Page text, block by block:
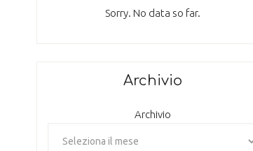
Sorry. No data so far.
Archivio
Archivio